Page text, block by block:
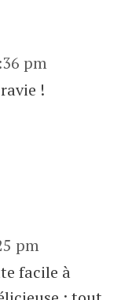
pm
!
pm
facile à